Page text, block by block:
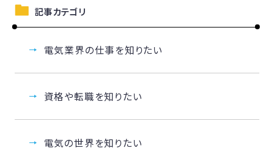
記事カテゴリ
電気業界の仕事を知りたい
資格や転職を知りたい
電気の世界を知りたい